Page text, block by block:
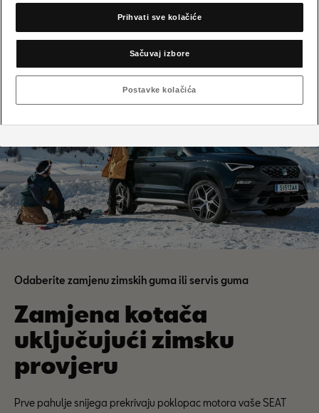
vozilo.
Na pakete pogodnosti
Odaberite zamjenu zimskih guma ili servis guma
Zamjena kotača
uključujući zimsku
provjeru
Prve pahulje snijega prekrivaju poklopac motora vaše SEAT
Prihvati sve kolačiće
Sačuvaj izbore
Postavke kolačića